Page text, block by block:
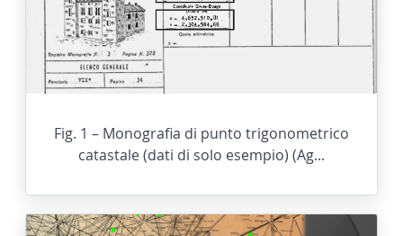
Fig. 1 – Monografia di punto trigonometrico
catastale (dati di solo esempio) (Ag...